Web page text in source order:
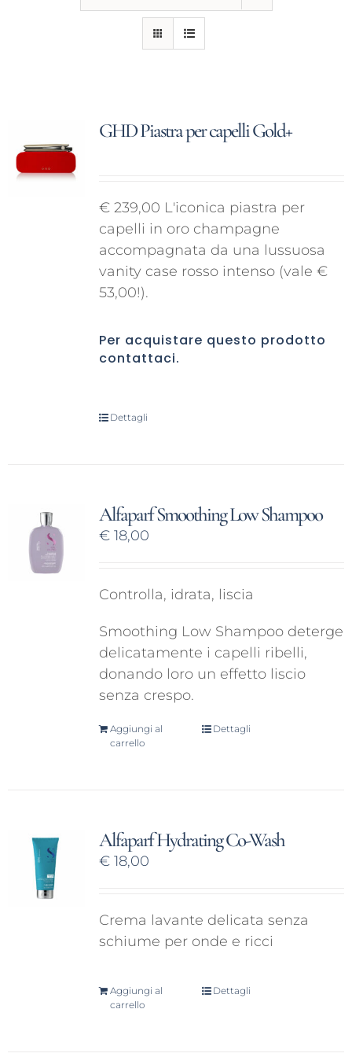
GHD Piastra per capelli Gold+
€ 239,00 L'iconica piastra per
capelli in oro champagne
accompagnata da una lussuosa
vanity case rosso intenso (vale €
53,00!).
Per acquistare questo prodotto
contattaci.
Dettagli
Alfaparf Smoothing Low Shampoo
€18,00
Controlla, idrata, liscia
Smoothing Low Shampoo deterge
delicatamente i capelli ribelli,
donando loro un effetto liscio
senza crespo.
Aggiungi al
carrello
Dettagli
Alfaparf Hydrating Co-Wash
€18,00
Crema lavante delicata senza
schiume per onde e ricci
Aggiungi al
carrello
Dettagli